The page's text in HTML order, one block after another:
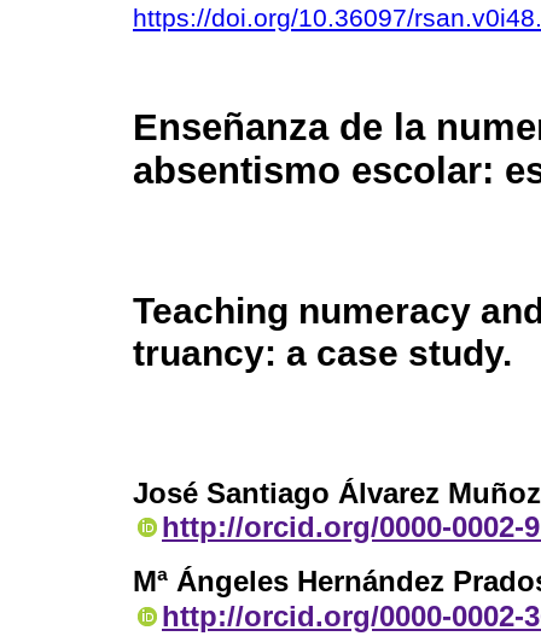
https://doi.org/10.36097/
Enseñanza de la
absentismo escolar:
Teaching numeracy
truancy: a case study.
José Santiago Álvarez Muñoz
http://orcid.org/0000-0002-
Mª Ángeles Hernández
http://orcid.org/0000-0002-